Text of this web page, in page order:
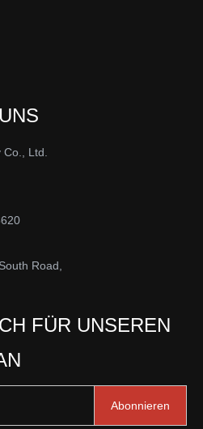
Ltd.
Road,
FÜR UNSEREN
Abonnieren